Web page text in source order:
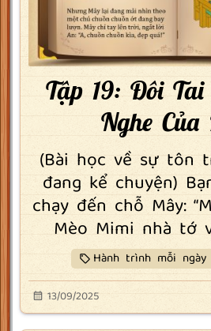
Tập 19: Đôi Tai
Nghe Của
(Bài học về sự tôn
đang kể chuyện)
chạy đến chỗ Mây:
Mèo Mimi nhà tớ
Hành trình mỗi
13/09/2025